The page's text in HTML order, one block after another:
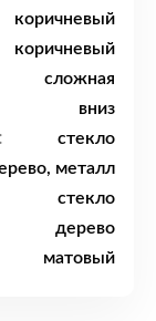
коричневый
коричневый
сложная
вниз
стекло
металл
стекло
дерево
матовый